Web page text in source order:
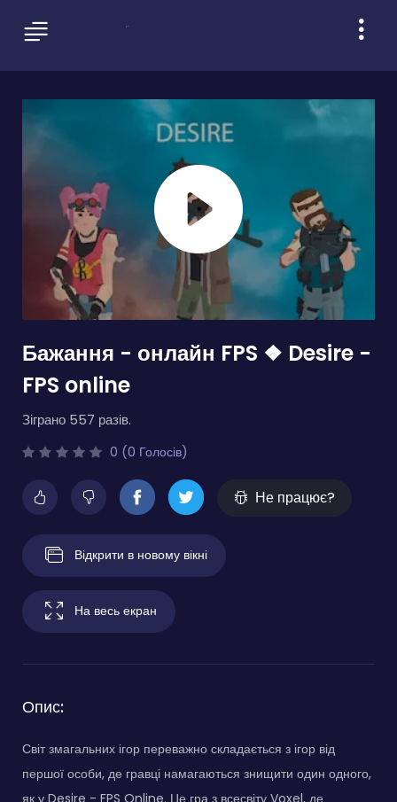
Бажання - онлайн FPS ❖ Desire -
FPS online
Зіграно 557 разів.
0 (0 Голосів)
Не працює?
Відкрити в новому вікні
На весь екран
Опис:
Світ змагальних ігор переважно складається з ігор від
першої особи, де гравці намагаються знищити один одного,
як у Desire - FPS Online. Це гра з всесвіту Voxel, де